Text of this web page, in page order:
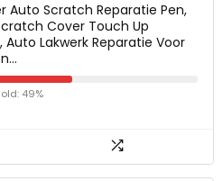
Auto Scratch Reparatie Pen,
Cover Touch Up
Auto Lakwerk Reparatie Voor
49%